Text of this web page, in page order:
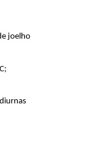
joelho